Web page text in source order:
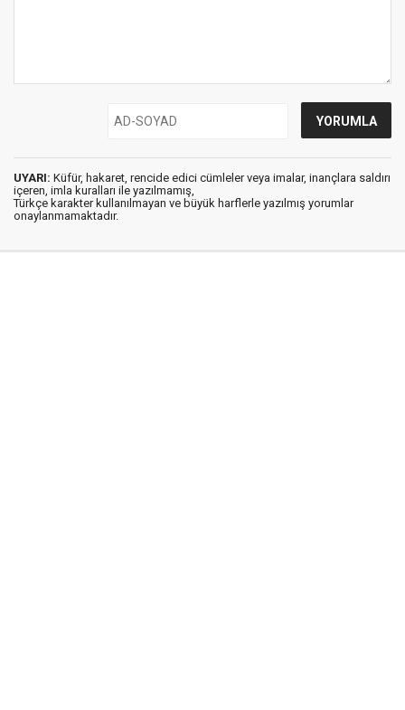
UYARI: Küfür, hakaret, rencide edici cümleler veya imalar, inançlara saldırı
içeren, imla kuralları ile yazılmamış,
Türkçe karakter kullanılmayan ve büyük harflerle yazılmış yorumlar
onaylanmamaktadır.